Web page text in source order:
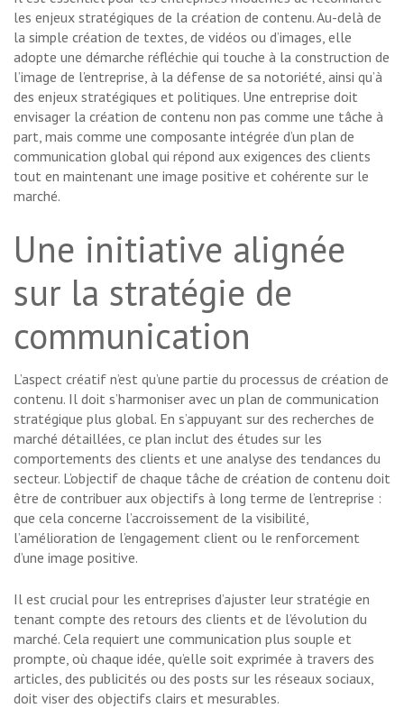
les enjeux stratégiques de la création de contenu. Au-delà de
la simple création de textes, de vidéos ou d’images, elle
adopte une démarche réfléchie qui touche à la construction de
l’image de l’entreprise, à la défense de sa notoriété, ainsi qu’à
des enjeux stratégiques et politiques. Une entreprise doit
envisager la création de contenu non pas comme une tâche à
part, mais comme une composante intégrée d’un plan de
communication global qui répond aux exigences des clients
tout en maintenant une image positive et cohérente sur le
marché.
Une initiative alignée
sur la stratégie de
communication
L’aspect créatif n’est qu’une partie du processus de création de
contenu. Il doit s’harmoniser avec un plan de communication
stratégique plus global. En s’appuyant sur des recherches de
marché détaillées, ce plan inclut des études sur les
comportements des clients et une analyse des tendances du
secteur. L’objectif de chaque tâche de création de contenu doit
être de contribuer aux objectifs à long terme de l’entreprise :
que cela concerne l’accroissement de la visibilité,
l’amélioration de l’engagement client ou le renforcement
d’une image positive.
Il est crucial pour les entreprises d’ajuster leur stratégie en
tenant compte des retours des clients et de l’évolution du
marché. Cela requiert une communication plus souple et
prompte, où chaque idée, qu’elle soit exprimée à travers des
articles, des publicités ou des posts sur les réseaux sociaux,
doit viser des objectifs clairs et mesurables.